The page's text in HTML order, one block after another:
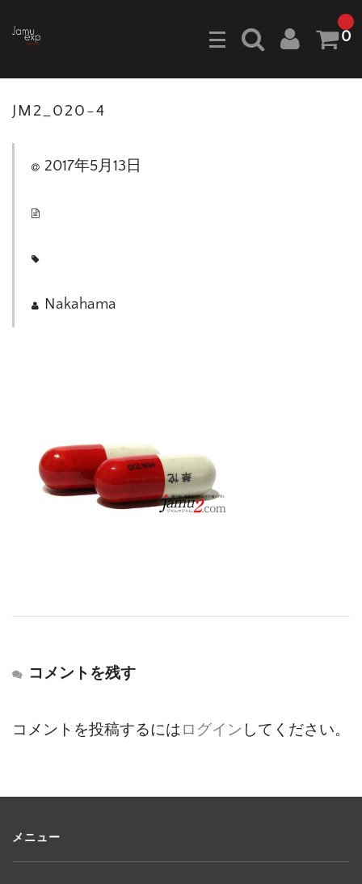
0
JM2_020-4
2017年5月13日
Nakahama
コメントを残す
コメントを投稿するにはログイン してください。
メニュー